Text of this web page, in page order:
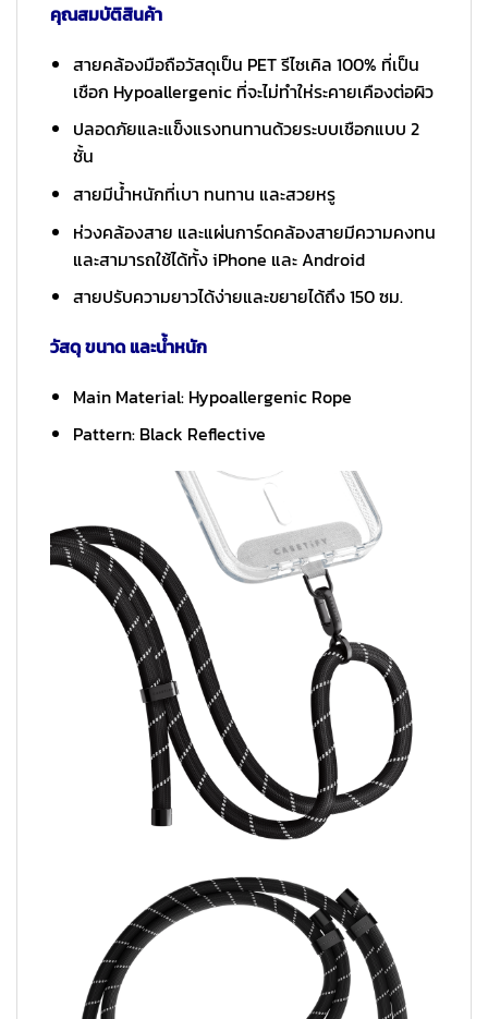
คุณสมบัติสินค้า
สายคล้องมือถือวัสดุเป็น PET รีไซเคิล 100% ที่เป็น
เชือก Hypoallergenic ที่จะไม่ทำให่ระคายเคืองต่อผิว
ปลอดภัยและแข็งแรงทนทานด้วยระบบเชือกแบบ 2
ชั้น
สายมีน้ำหนักที่เบา ทนทาน และสวยหรู
ห่วงคล้องสาย และแผ่นการ์ดคล้องสายมีความคงทน
และสามารถใช้ได้ทั้ง iPhone และ Android
สายปรับความยาวได้ง่ายและขยายได้ถึง 150 ซม.
วัสดุ ขนาด และน้ำหนัก
Main Material: Hypoallergenic Rope
Pattern: Black Reflective